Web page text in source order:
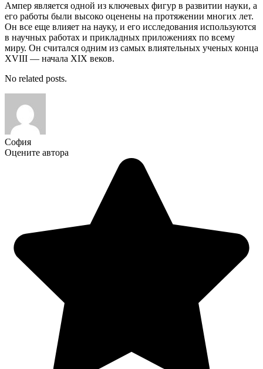
Ампер является одной из ключевых фигур в развитии науки, а
его работы были высоко оценены на протяжении многих лет.
Он все еще влияет на науку, и его исследования используются
в научных работах и прикладных приложениях по всему
миру. Он считался одним из самых влиятельных ученых конца
XVIII — начала XIX веков.
No related posts.
София
Оцените автора